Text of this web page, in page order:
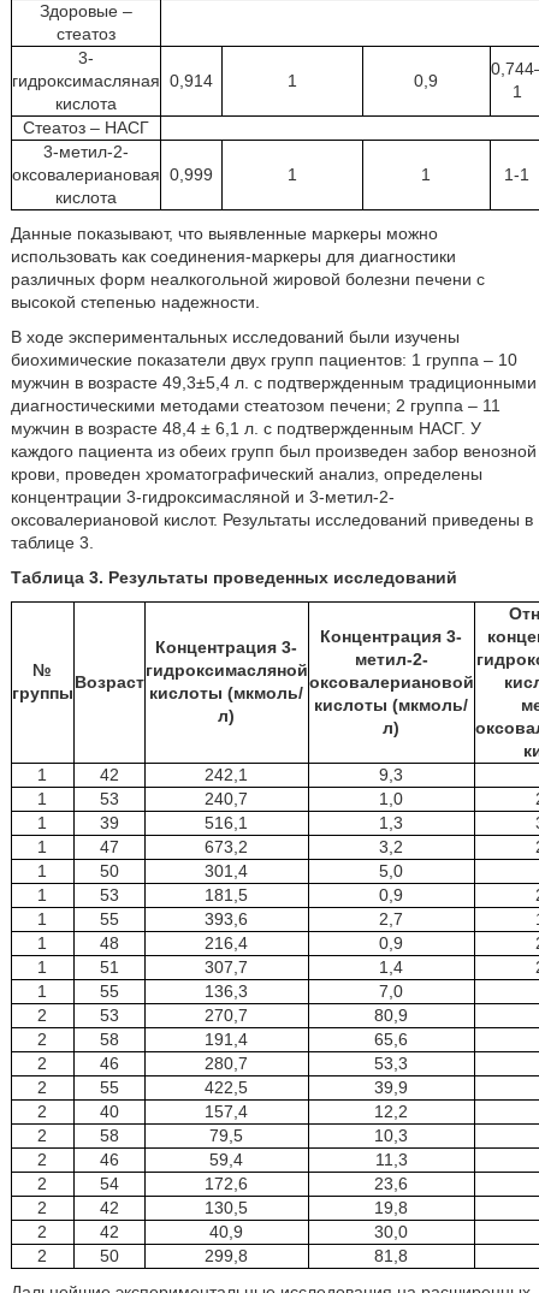
Здоровые –
стеатоз
3-
гидроксимасляная
кислота
0,914 1 0,9
1
Стеатоз – НАСГ
3-метил-2-
оксовалериановая
кислота
0,999 1 1 1-1
Данные показывают, что выявленные маркеры можно
использовать как соединения-маркеры для диагностики
различных форм неалкогольной жировой болезни печени с
высокой степенью надежности.
В ходе экспериментальных исследований были изучены
биохимические показатели двух групп пациентов: 1 группа – 10
мужчин в возрасте 49,3±5,4 л. с подтвержденным традиционными
диагностическими методами стеатозом печени; 2 группа – 11
мужчин в возрасте 48,4 ± 6,1 л. с подтвержденным НАСГ. У
каждого пациента из обеих групп был произведен забор венозной
крови, проведен хроматографический анализ, определены
концентрации 3-гидроксимасляной и 3-метил-2-
оксовалериановой кислот. Результаты исследований приведены в
таблице 3.
Таблица 3. Результаты проведенных исследований
№
группы
Возраст
Концентрация 3-
гидроксимасляной
кислоты (мкмоль/
л)
Концентрация 3-
метил-2-
оксовалериановой
кислоты (мкмоль/
л)
1
42 242,1
9,3
1
53 240,7 1,0
1
39 516,1 1,3
1
47 673,2 3,2
1
50 301,4
5,0
1
53 181,5 0,9
1
55 393,6 2,7
1
48 216,4 0,9
1
51 307,7 1,4
1
55 136,3
7,0
2
53 270,7
80,9
2
58 191,4
65,6
2
46 280,7
53,3
2
55 422,5
39,9
2
40 157,4
12,2
2
58 79,5
10,3
2
46 59,4
11,3
2
54 172,6
23,6
2
42 130,5
19,8
2
42 40,9
30,0
2
50 299,8
81,8